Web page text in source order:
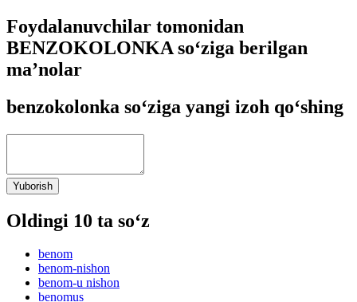
Foydalanuvchilar tomonidan
BENZOKOLONKA so‘ziga berilgan
ma’nolar
benzokolonka so‘ziga yangi izoh qo‘shing
Yuborish
Oldingi 10 ta so‘z
benom
benom-nishon
benom-u nishon
benomus